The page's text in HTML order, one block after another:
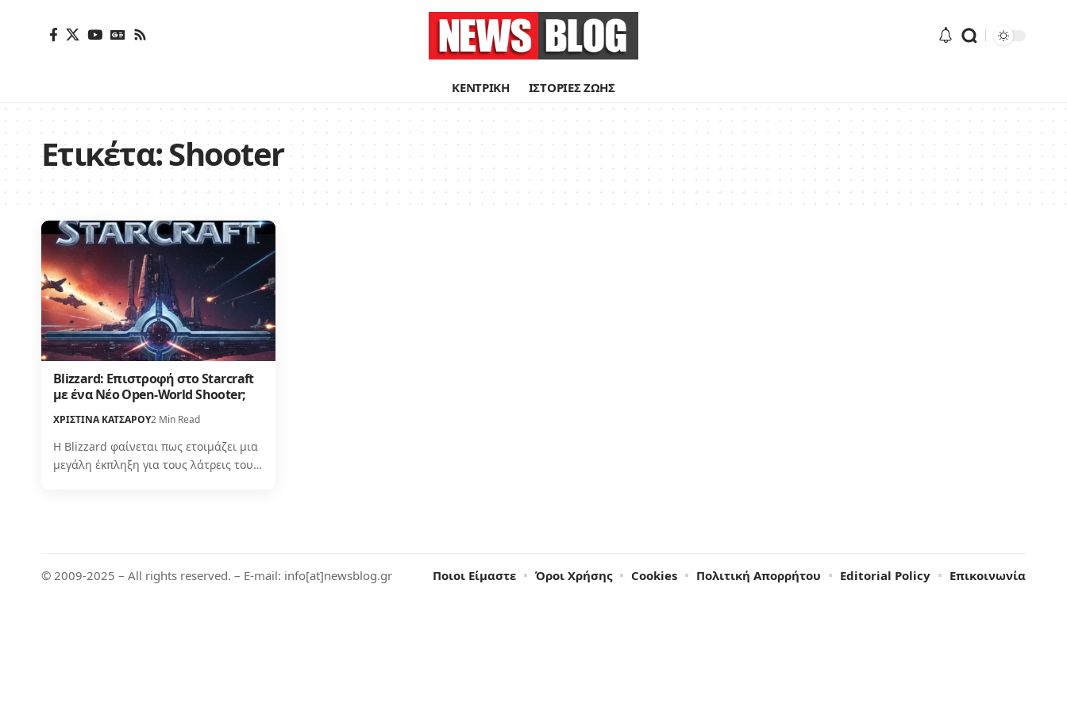
ΚΕΝΤΡΙΚΗ ΙΣΤΟΡΙΕΣ ΖΩΗΣ
Ετικέτα:Shooter
Blizzard: Επιστροφή στο Starcraft
με ένα Νέο Open-World Shooter;
ΧΡΙΣΤΙΝΑ ΚΑΤΣΑΡΟΥ2 Min Read
Η Blizzard φαίνεται πως ετοιμάζει μια
μεγάλη έκπληξη για τους λάτρεις του…
© 2009-2025 – All rights reserved. – E-mail: info[at]newsblog.gr Ποιοι Είμαστε Όροι Χρήσης Cookies Πολιτική Απορρήτου Editorial Policy Επικοινωνία